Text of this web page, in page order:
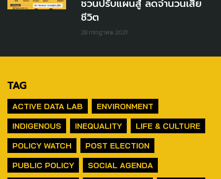
ชวนปรับแผนสู้ ลดจำนวนเสีย
ชีวิต
28 กรกฎาคม 2021
TAG
ACTIVE DATA LAB
ENVIRONMENT
INDIGENOUS
INEQUALITY
LIFE & CULTURE
POLICY WATCH
POST ELECTION
PUBLIC POLICY
SOCIAL AGENDA